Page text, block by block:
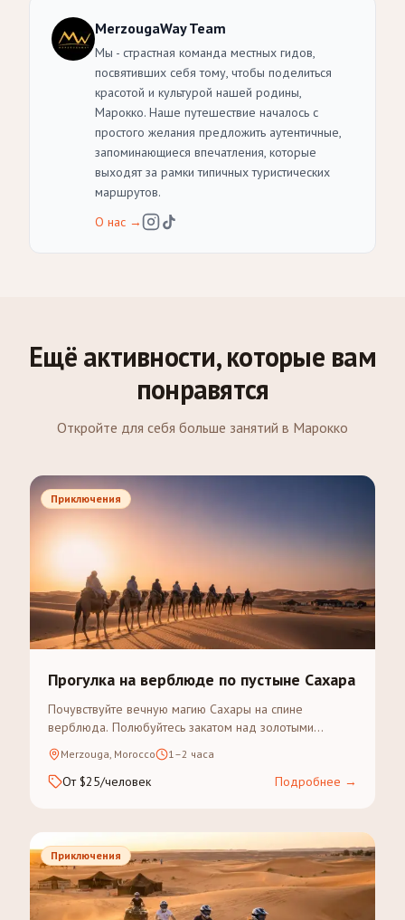
MerzougaWay Team
Мы - страстная команда местных гидов,
посвятивших себя тому, чтобы поделиться
красотой и культурой нашей родины,
Марокко. Наше путешествие началось с
простого желания предложить аутентичные,
запоминающиеся впечатления, которые
выходят за рамки типичных туристических
маршрутов.
О нас →
Ещё активности, которые вам
понравятся
Откройте для себя больше занятий в Марокко
Приключения
Прогулка на верблюде по пустыне Сахара
Почувствуйте вечную магию Сахары на спине
верблюда. Полюбуйтесь закатом над золотыми
дюнами Эрг-Шебби в рамках экскурсии с гидом.
Merzouga, Morocco 1–2 часа
От $25/человек Подробнее →
Приключения